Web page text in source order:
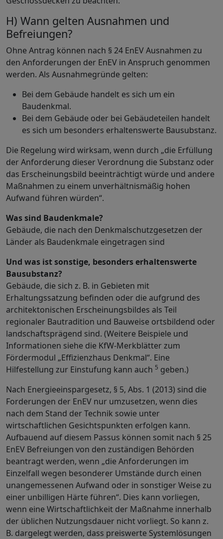
H) Wann gelten Ausnahmen und
Befreiungen?
Ohne Antrag können nach § 24 EnEV Ausnahmen zu
den Anforderungen der EnEV in Anspruch genommen
werden. Als Ausnahmegründe gelten:
Bei dem Gebäude handelt es sich um ein
Baudenkmal.
Bei dem Gebäude oder bei Gebäudeteilen handelt
es sich um besonders erhaltenswerte Bausubstanz.
Die Regelung wird wirksam, wenn durch „die Erfüllung
der Anforderung dieser Verordnung die Substanz oder
das Erscheinungsbild beeinträchtigt würde und andere
Maßnahmen zu einem unverhältnismäßig hohen
Aufwand führen würden“.
Was sind Baudenkmale?
Gebäude, die nach den Denkmalschutzgesetzen der
Länder als Baudenkmale eingetragen sind
Und was ist sonstige, besonders erhaltenswerte
Bausubstanz?
Gebäude, die sich z. B. in Gebieten mit
Erhaltungssatzung befinden oder die aufgrund des
architektonischen Erscheinungsbildes als Teil
regionaler Bautradition und Bauweise ortsbildend oder
landschaftsprägend sind. (Weitere Beispiele und
Informationen siehe die KfW-Merkblätter zum
Fördermodul „Effizienzhaus Denkmal“. Eine
Hilfestellung zur Einstufung kann auch 5 geben.)
Nach Energieeinspargesetz, § 5, Abs. 1 (2013) sind die
Forderungen der EnEV nur umzusetzen, wenn dies
nach dem Stand der Technik sowie unter
wirtschaftlichen Gesichtspunkten erfolgen kann.
Aufbauend auf diesem Passus können somit nach § 25
EnEV Befreiungen von den zuständigen Behörden
beantragt werden, wenn „die Anforderungen im
Einzelfall wegen besonderer Umstände durch einen
unangemessenen Aufwand oder in sonstiger Weise zu
einer unbilligen Härte führen“. Dies kann vorliegen,
wenn eine Wirtschaftlichkeit der Maßnahme innerhalb
der üblichen Nutzungsdauer nicht vorliegt. So kann z.
B. dargelegt werden, dass preiswerte Systemlösungen